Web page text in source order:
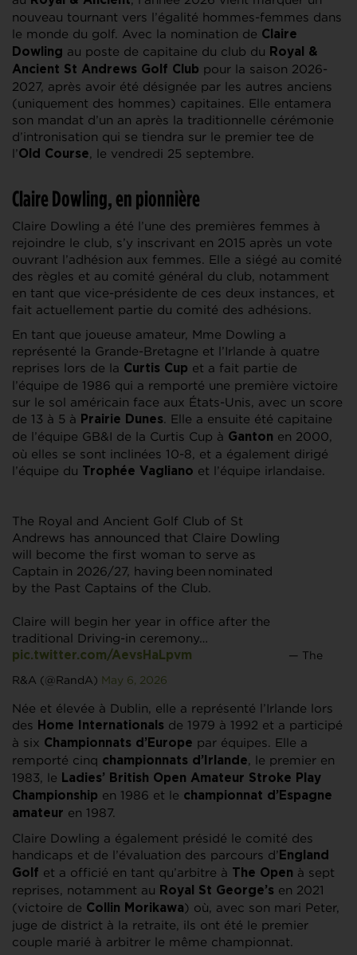
nouveau tournant vers l’égalité hommes-femmes dans
le monde du golf. Avec la nomination de Claire
Dowling au poste de capitaine du club du Royal &
Ancient St Andrews Golf Club pour la saison 2026-
2027, après avoir été désignée par les autres anciens
(uniquement des hommes) capitaines. Elle entamera
son mandat d’un an après la traditionnelle cérémonie
d’intronisation qui se tiendra sur le premier tee de
l’Old Course, le vendredi 25 septembre.
Claire Dowling, en pionnière
Claire Dowling a été l’une des premières femmes à
rejoindre le club, s’y inscrivant en 2015 après un vote
ouvrant l’adhésion aux femmes. Elle a siégé au comité
des règles et au comité général du club, notamment
en tant que vice-présidente de ces deux instances, et
fait actuellement partie du comité des adhésions.
En tant que joueuse amateur, Mme Dowling a
représenté la Grande-Bretagne et l’Irlande à quatre
reprises lors de la Curtis Cup et a fait partie de
l’équipe de 1986 qui a remporté une première victoire
sur le sol américain face aux États-Unis, avec un score
de 13 à 5 à Prairie Dunes. Elle a ensuite été capitaine
de l’équipe GB&I de la Curtis Cup à Ganton en 2000,
où elles se sont inclinées 10-8, et a également dirigé
l’équipe du Trophée Vagliano et l’équipe irlandaise.
The Royal and Ancient Golf Club of St
Andrews has announced that Claire Dowling
will become the first woman to serve as
Captain in 2026/27, having been nominated
by the Past Captains of the Club.
Claire will begin her year in office after the
traditional Driving-in ceremony…
pic.twitter.com/AevsHaLpvm — The
R&A (@RandA) May 6, 2026
Née et élevée à Dublin, elle a représenté l’Irlande lors
des Home Internationals de 1979 à 1992 et a participé
à six Championnats d’Europe par équipes. Elle a
remporté cinq championnats d’Irlande, le premier en
1983, le Ladies’ British Open Amateur Stroke Play
Championship en 1986 et le championnat d’Espagne
amateur en 1987.
Claire Dowling a également présidé le comité des
handicaps et de l’évaluation des parcours d’ England
Golf et a officié en tant qu’arbitre à The Open à sept
reprises, notamment au Royal St George’s en 2021
(victoire de Collin Morikawa) où, avec son mari Peter,
juge de district à la retraite, ils ont été le premier
couple marié à arbitrer le même championnat.